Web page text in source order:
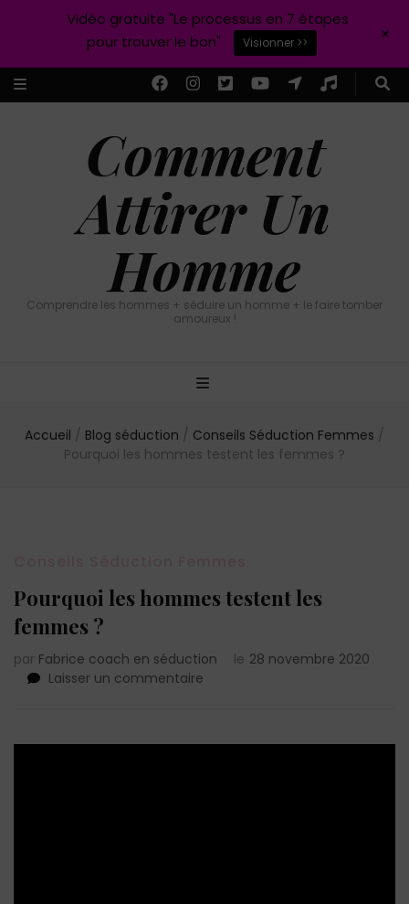
Comment
Attirer Un
Homme
Comprendre les hommes + séduire un homme + le faire tomber
amoureux !
Accueil / Blog séduction / Conseils Séduction Femmes /
Pourquoi les hommes testent les femmes ?
Pourquoi les hommes testent les
femmes ?
par Fabrice coach en séduction le 28 novembre 2020
Laisser un commentaire
Vidéo gratuite "Le processus en 7 étapes
pour trouver le bon"
Visionner >> +